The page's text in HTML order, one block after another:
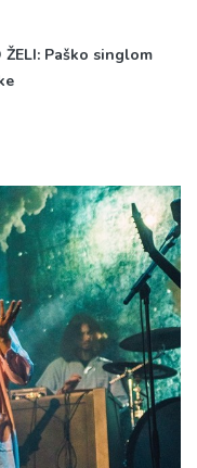
ŽELI: Paško singlom